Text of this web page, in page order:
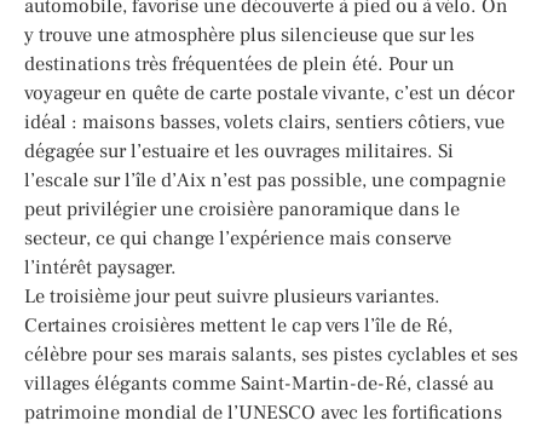
automobile, favorise une découverte à pied ou à vélo. On
y trouve une atmosphère plus silencieuse que sur les
destinations très fréquentées de plein été. Pour un
voyageur en quête de carte postale vivante, c’est un décor
idéal : maisons basses, volets clairs, sentiers côtiers, vue
dégagée sur l’estuaire et les ouvrages militaires. Si
l’escale sur l’île d’Aix n’est pas possible, une compagnie
peut privilégier une croisière panoramique dans le
secteur, ce qui change l’expérience mais conserve
l’intérêt paysager.
Le troisième jour peut suivre plusieurs variantes.
Certaines croisières mettent le cap vers l’île de Ré,
célèbre pour ses marais salants, ses pistes cyclables et ses
villages élégants comme Saint-Martin-de-Ré, classé au
patrimoine mondial de l’UNESCO avec les fortifications